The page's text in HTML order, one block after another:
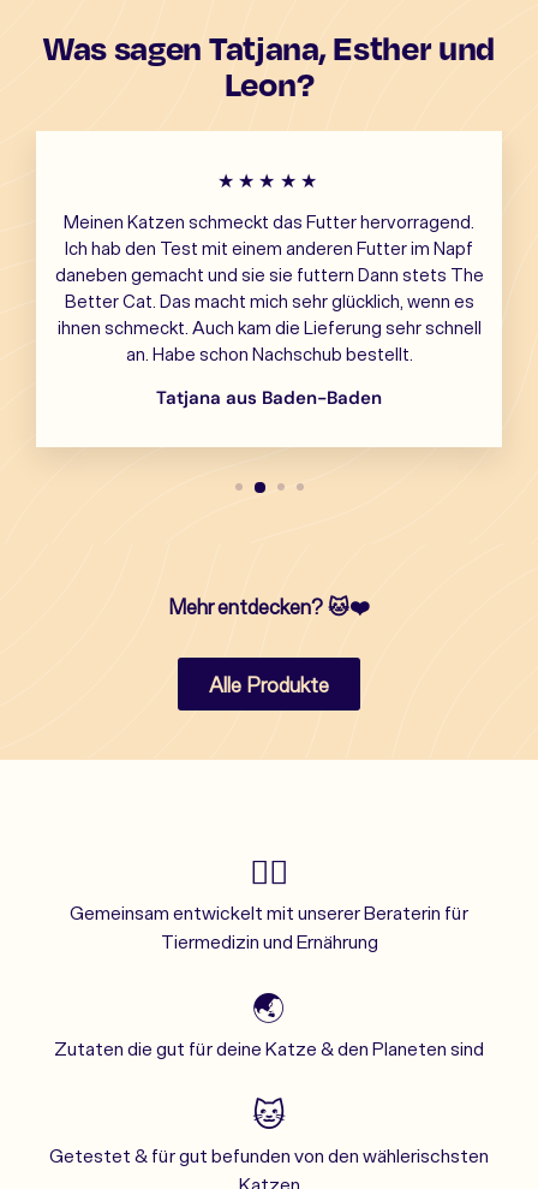
Was sagen Tatjana, Esther und
Leon?
★★★★★
Meinen Katzen schmeckt das Futter hervorragend.
Ich hab den Test mit einem anderen Futter im Napf
daneben gemacht und sie sie futtern Dann stets The
Better Cat. Das macht mich sehr glücklich, wenn es
ihnen schmeckt. Auch kam die Lieferung sehr schnell
an. Habe schon Nachschub bestellt.
Tatjana aus Baden-Baden
Mehr entdecken? 🐱❤️
Alle Produkte
👩‍⚕️
Gemeinsam entwickelt mit unserer Beraterin für
Tiermedizin und Ernährung
🌏
Zutaten die gut für deine Katze & den Planeten sind
🐱
Getestet & für gut befunden von den wählerischsten
Katzen